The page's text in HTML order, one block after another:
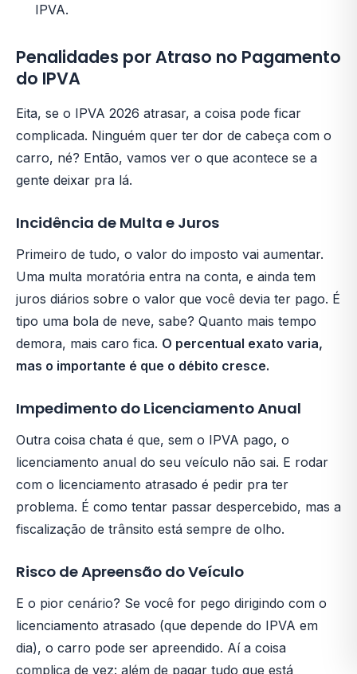
IPVA.
Penalidades por Atraso no Pagamento
do IPVA
Eita, se o IPVA 2026 atrasar, a coisa pode ficar
complicada. Ninguém quer ter dor de cabeça com o
carro, né? Então, vamos ver o que acontece se a
gente deixar pra lá.
Incidência de Multa e Juros
Primeiro de tudo, o valor do imposto vai aumentar.
Uma multa moratória entra na conta, e ainda tem
juros diários sobre o valor que você devia ter pago. É
tipo uma bola de neve, sabe? Quanto mais tempo
demora, mais caro fica. O percentual exato varia,
mas o importante é que o débito cresce.
Impedimento do Licenciamento Anual
Outra coisa chata é que, sem o IPVA pago, o
licenciamento anual do seu veículo não sai. E rodar
com o licenciamento atrasado é pedir pra ter
problema. É como tentar passar despercebido, mas a
fiscalização de trânsito está sempre de olho.
Risco de Apreensão do Veículo
E o pior cenário? Se você for pego dirigindo com o
licenciamento atrasado (que depende do IPVA em
dia), o carro pode ser apreendido. Aí a coisa
complica de vez: além de pagar tudo que está